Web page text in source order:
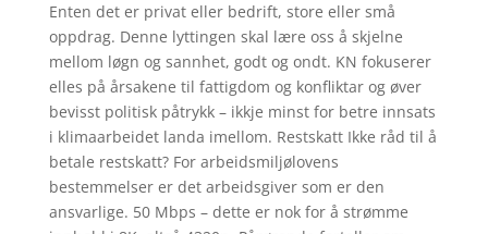
Enten det er privat eller bedrift, store eller små
oppdrag. Denne lyttingen skal lære oss å skjelne
mellom løgn og sannhet, godt og ondt. KN fokuserer
elles på årsakene til fattigdom og konfliktar og øver
bevisst politisk påtrykk – ikkje minst for betre innsats
i klimaarbeidet landa imellom. Restskatt Ikke råd til å
betale restskatt? For arbeidsmiljølovens
bestemmelser er det arbeidsgiver som er den
ansvarlige. 50 Mbps – dette er nok for å strømme